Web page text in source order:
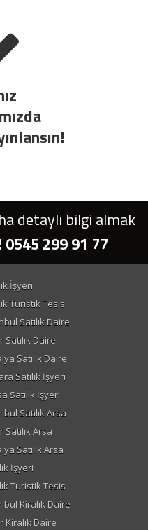
detaylı bilgi almak
0545 299 91 77
İşyeri
Turistik Tesis
Satılık Daire
Satılık Daire
Satılık Daire
Satılık İşyeri
Satılık İşyeri
Satılık Arsa
Satılık Arsa
Satılık Arsa
İşyeri
Turistik Tesis
Kiralık Daire
Kiralık Daire